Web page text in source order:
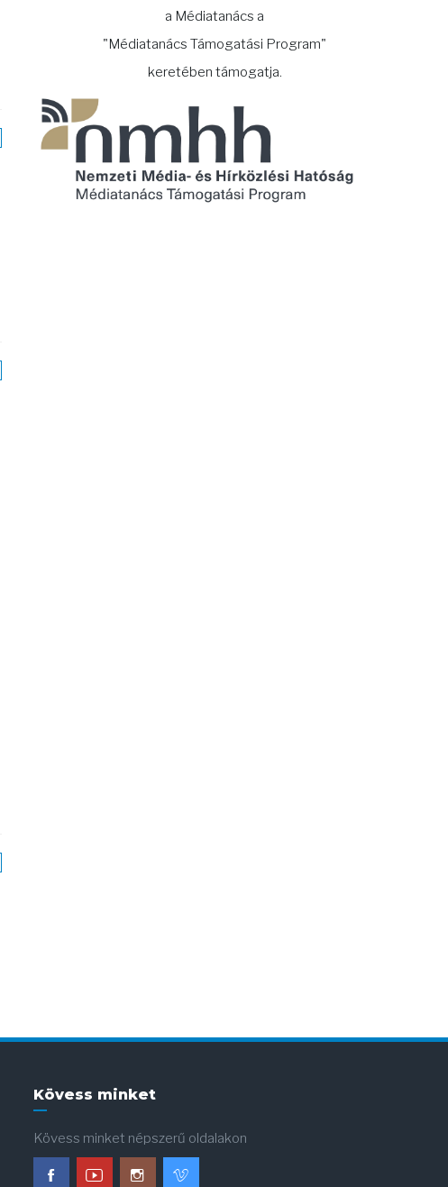
a Médiatanács a
"Médiatanács Támogatási Program"
keretében támogatja.
Kövess minket
Kövess minket népszerű oldalakon